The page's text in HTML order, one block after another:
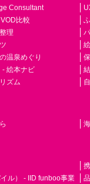
Consultant
比較
理
温泉めぐり
- 絵本ナビ
ズム
ル） - IID funboo事業